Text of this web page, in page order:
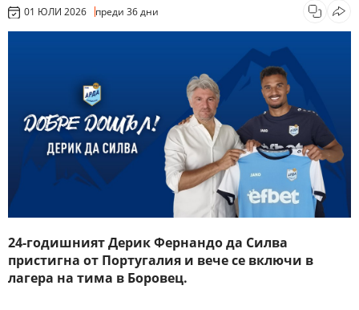
01 ЮЛИ 2026 преди 36 дни
24-годишният Дерик Фернандо да Силва
пристигна от Португалия и вече се включи в
лагера на тима в Боровец.